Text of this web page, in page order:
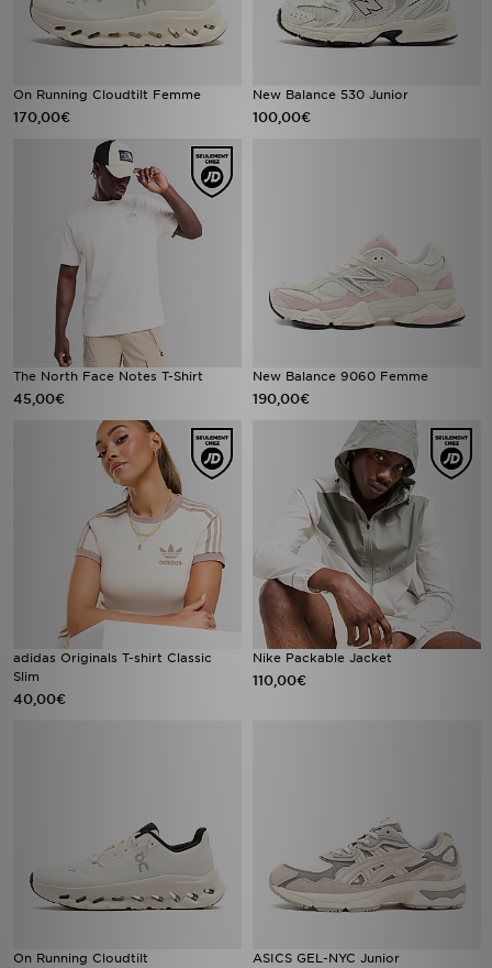
On Running Cloudtilt Femme
170,00€
New Balance 530 Junior
100,00€
The North Face Notes T-Shirt
45,00€
New Balance 9060 Femme
190,00€
adidas Originals T-shirt Classic
Slim
40,00€
Nike Packable Jacket
110,00€
On Running Cloudtilt ASICS GEL-NYC Junior